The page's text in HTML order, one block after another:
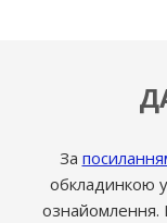
За
обкладинкою у
ознайомлення.